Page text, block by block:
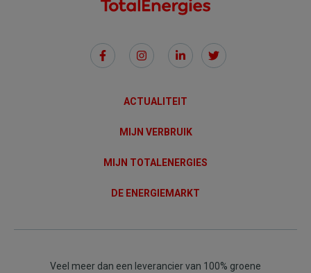
Social
Links
ACTUALITEIT
MIJN VERBRUIK
MIJN TOTALENERGIES
DE ENERGIEMARKT
Veel meer dan een leverancier van 100% groene